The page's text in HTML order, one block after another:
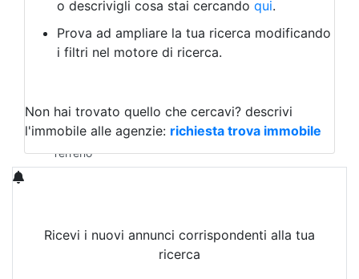
Negozio/locale commerciale
Agriturismo
Magazzini
Qualsiasi
Terreno edificabile
Terreno
o descrivigli cosa stai cercando qui.
Prova ad ampliare la tua ricerca modificando
i filtri nel motore di ricerca.
Non hai trovato quello che cercavi? descrivi
l'immobile alle agenzie: richiesta trova immobile
Ricevi i nuovi annunci corrispondenti alla tua
ricerca